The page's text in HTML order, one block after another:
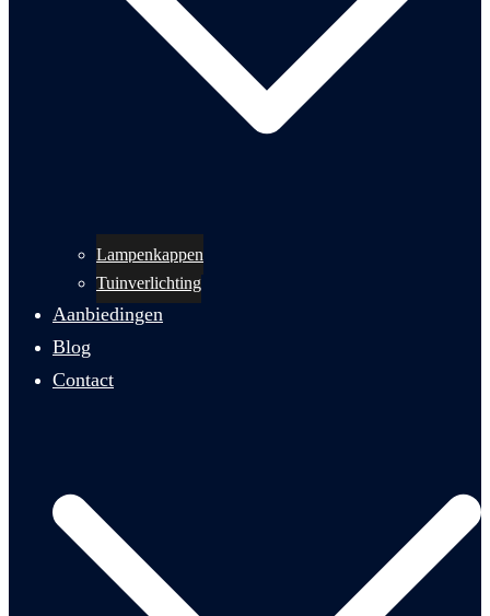
Lampenkappen
Tuinverlichting
Aanbiedingen
Blog
Contact